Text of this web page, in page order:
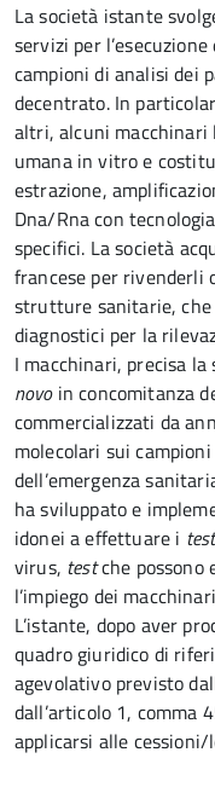
La società istante
servizi per l’esecuzione
campioni di analisi dei
decentrato. In
altri, alcuni macchinari
umana in vitro e
estrazione,
Dna/Rna con tecnologia
specifici. La società
francese per rivenderli
strutture sanitarie,
diagnostici per la
I macchinari, precisa
novoin concomitanza
commercializzati da
molecolari sui
dell’emergenza
ha sviluppato e
idonei a effettuare i test
virus, testche possono
l’impiego dei
L’istante, dopo aver
quadro giuridico di
agevolativo previsto
dall’articolo 1, comma
applicarsi alle